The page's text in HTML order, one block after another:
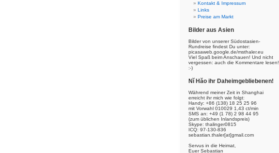
Kontakt & Impressum
Links
Preise am Markt
Bilder aus Asien
Bilder von unserer Südostasien-
Rundreise findest Du unter:
picasaweb.google.de/msthaler.eu
Viel Spaß beim Anschauen! Und nicht
vergessen: auch die Kommentare lesen!
:-)
Nĭ Hăo ihr Daheimgebliebenen!
Während meiner Zeit in Shanghai
erreicht ihr mich wie folgt:
Handy: +86 (138) 18 25 25 96
mit Vorwahl 010029 1,43 ct/min
SMS an: +49 (1 78) 2 98 44 95
(zum üblichen Inlandspreis)
Skype: thalinger0815
ICQ: 97-130-836
sebastian.thaler[at]gmail.com
Servus in die Heimat,
Euer Sebastian